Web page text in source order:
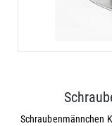
Schraubenmännchen